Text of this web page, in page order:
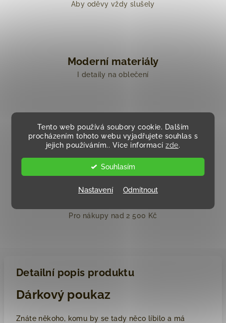
Tento web používá soubory cookie. Dalším
procházením tohoto webu vyjadřujete souhlas s
jejich používáním.. Více informacízde.
Souhlasím
Nastavení Odmítnout
Aby oděvy vždy slušely
Moderní materiály
I detaily na oblečení
Móda napříč generacemi
Od babičky po vnučku
Pro nákupy nad 2 500 Kč
Detailní popis produktu
Dárkový poukaz
Znáte někoho, komu by se tady něco líbilo a má